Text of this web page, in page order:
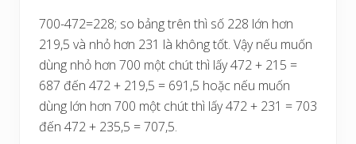
700-472=228; so bảng trên thì số 228 lớn hơn
219,5 và nhỏ hơn 231 là không tốt. Vậy nếu muốn
dùng nhỏ hơn 700 một chút thì lấy 472 + 215 =
687 đến 472 + 219,5 = 691,5 hoặc nếu muốn
dùng lớn hơn 700 một chút thì lấy 472 + 231 = 703
đến 472 + 235,5 = 707,5.